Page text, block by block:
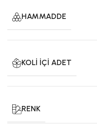
HAMMADDE
KOLI İÇI ADET
RENK